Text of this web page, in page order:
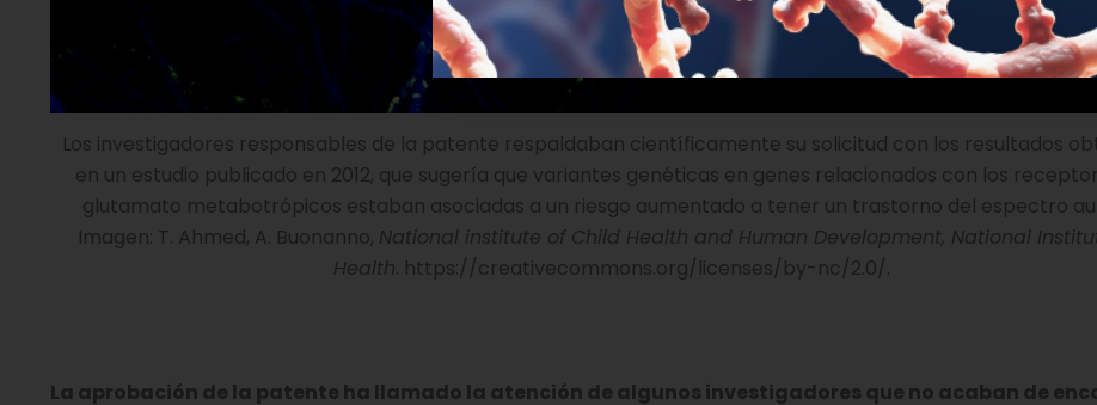
Los investigadores responsables de la patente respaldaban científicamente su solicitud con los resultados
en un estudio publicado en 2012, que sugería que variantes genéticas en genes relacionados con los
glutamato metabotrópicos estaban asociadas a un riesgo aumentado a tener un trastorno del espectro
Imagen: T. Ahmed, A. Buonanno, National institute of Child Health and Human Development, National
Health. https://creativecommons.org/licenses/by-nc/2.0/.
La aprobación de la patente ha llamado la atención de algunos investigadores que no acaban de